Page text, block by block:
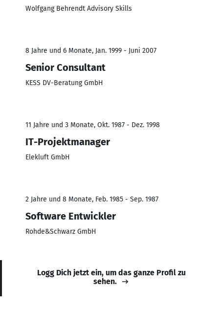
Wolfgang Behrendt Advisory Skills
8 Jahre und 6 Monate, Jan. 1999 - Juni 2007
Senior Consultant
KESS DV-Beratung GmbH
11 Jahre und 3 Monate, Okt. 1987 - Dez. 1998
IT-Projektmanager
Elekluft GmbH
2 Jahre und 8 Monate, Feb. 1985 - Sep. 1987
Software Entwickler
Rohde&Schwarz GmbH
Logg Dich jetzt ein, um das ganze Profil zu
sehen.